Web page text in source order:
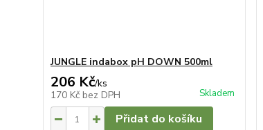
JUNGLE indabox pH DOWN 500ml
206 Kč/ks
170 Kč bez DPH Skladem
Přidat do košíku